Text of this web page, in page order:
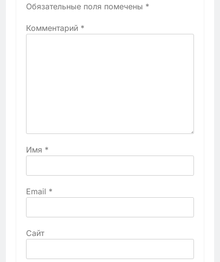
Обязательные поля помечены *
Комментарий *
Имя *
Email *
Сайт